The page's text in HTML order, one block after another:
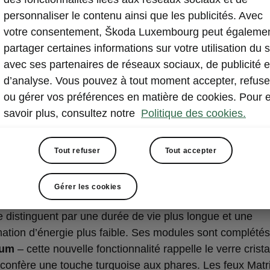
RS – Feux LED
Matrix LED
de la Škoda Octavia RS utilisent des LED pour toutes
L’un des nombreux avantages de la technologie LED
distinguent par une durée de vie plus longue et une
d’énergie plus faible. Ses modules sont
– cette nouvelle fonctionnalité rappelle le verre
une touche turquoise aux phares. Les feux
personnaliser le contenu ainsi que les publicités. Avec
votre consentement, Škoda Luxembourg peut
partager certaines informations sur votre utilisation du
avec ses partenaires de réseaux sociaux, de publicité
d’analyse. Vous pouvez à tout moment accepter,
ou gérer vos préférences en matière de cookies. Pour
savoir plus, consultez notre Politique des cookies.
Tout refuser Tout accepter
Gérer les cookies